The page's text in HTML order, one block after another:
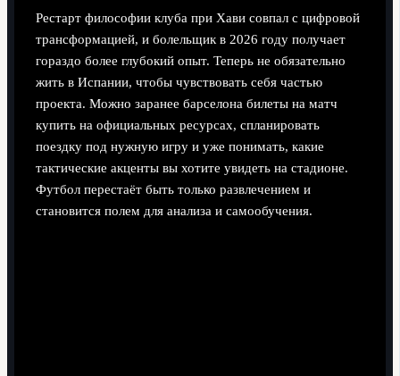
Рестарт философии клуба при Хави совпал с цифровой
трансформацией, и болельщик в 2026 году получает
гораздо более глубокий опыт. Теперь не обязательно
жить в Испании, чтобы чувствовать себя частью
проекта. Можно заранее барселона билеты на матч
купить на официальных ресурсах, спланировать
поездку под нужную игру и уже понимать, какие
тактические акценты вы хотите увидеть на стадионе.
Футбол перестаёт быть только развлечением и
становится полем для анализа и самообучения.